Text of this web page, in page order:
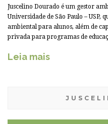
Juscelino Dourado é um gestor
Universidade de São Paulo – USP,
ambiental para alunos, além de
privada para programas de
Leia mais